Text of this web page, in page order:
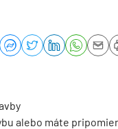
alebo máte